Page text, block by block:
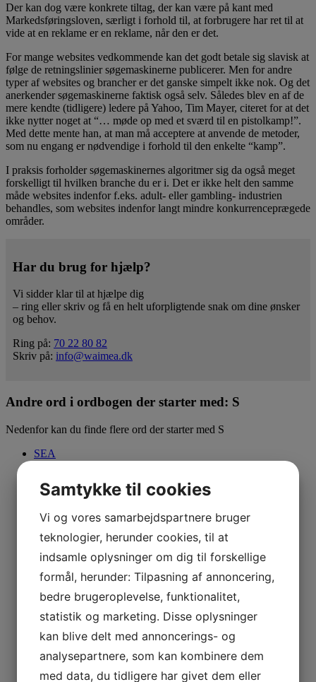
Der kan dog være konkrete tiltag, der kan være på kant med
Markedsføringsloven, særligt i forhold til, at forbrugere har ret til at
vide at en reklame er en reklame, når den er det.
For mange websites vedkommende kan det godt betale sig slavisk at
følge de retningslinier søgemaskinerne publicerer. Men for andre
typer af websites og brancher er det ganske simpelt ikke nok. Og det
anerkender søgemaskinerne faktisk også selv. Således blev en af de
mere kendte (tidligere) ledere på Yahoo, Tim Mayer, citeret for at det
ikke nytter noget at “… møde op med et sværd til en pistolkamp!”.
Med dette mente han, at man må acceptere at anvende de metoder,
som nu engang er nødvendige i forhold til den enkelte “kamp”.
I praksis forholder søgemaskinernes algoritmer sig da også meget
forskelligt til hvilken branche du er i. Det er ikke helt den samme
måde websites indenfor f.eks. adult- eller gambling- industrien
behandles, som websites indenfor langt mindre konkurrenceprægede
områder.
Har du brug for hjælp?
Vi sidder klar til at hjælpe dig
– ring eller skriv og få en helt uforpligtende snak om dine ønsker
og behov.
Ring på: 70 22 80 82
Skriv på: info@waimea.dk
Andre ord i ordbogen der starter med: S
Nedenfor kan du finde flere ord der starter med S
SEA
Spider
SEO
Søgemaskineoptimering
Stop words
Search Engine Promotion
SEM
Stopord
Søgemaskiner
Søgemaskineekspert
Supplemental Index
SERP
Samtykke til cookies
Vi og vores samarbejdspartnere bruger
teknologier, herunder cookies, til at
indsamle oplysninger om dig til forskellige
formål, herunder: Tilpasning af annoncering,
bedre brugeroplevelse, funktionalitet,
statistik og marketing. Disse oplysninger
kan blive delt med annoncerings- og
analysepartnere, som kan kombinere dem
med data, du tidligere har givet dem eller